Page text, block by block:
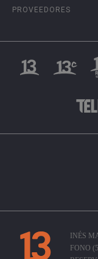
PROVEEDORES
INÉS
FONO